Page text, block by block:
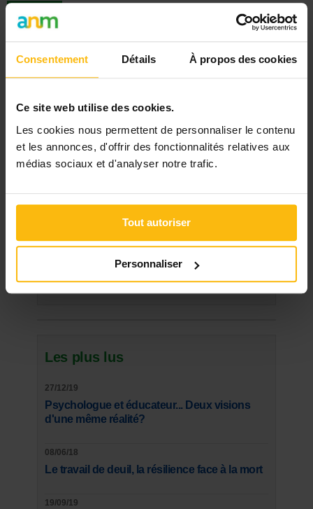
Consentement Détails À propos des cookies
Ce site web utilise des cookies.
Les cookies nous permettent de personnaliser le contenu
et les annonces, d'offrir des fonctionnalités relatives aux
médias sociaux et d'analyser notre trafic.
Tout autoriser
Personnaliser
Signaler
« Retour
DERNIER DOSSIER
DU SECTEUR SANTÉ MENTALE
Voir les dossiers
Les plus lus
27/12/19
Psychologue et éducateur... Deux visions
d'une même réalité?
08/06/18
Le travail de deuil, la résilience face à la mort
19/09/19